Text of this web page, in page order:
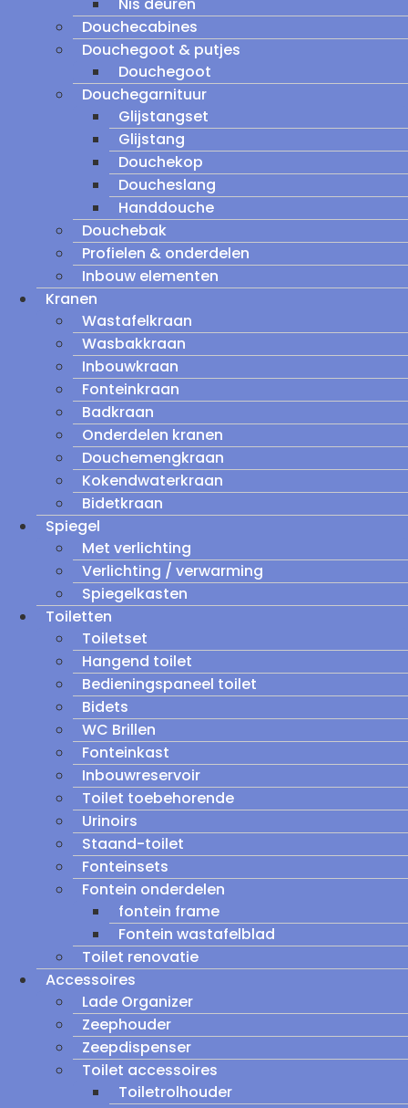
Douchecabines
Douchegoot & putjes
Douchegoot
Douchegarnituur
Glijstangset
Glijstang
Douchekop
Doucheslang
Handdouche
Douchebak
Profielen & onderdelen
Inbouw elementen
Kranen
Wastafelkraan
Wasbakkraan
Inbouwkraan
Fonteinkraan
Badkraan
Onderdelen kranen
Douchemengkraan
Kokendwaterkraan
Bidetkraan
Spiegel
Met verlichting
Verlichting / verwarming
Spiegelkasten
Toiletten
Toiletset
Hangend toilet
Bedieningspaneel toilet
Bidets
WC Brillen
Fonteinkast
Inbouwreservoir
Toilet toebehorende
Urinoirs
Staand-toilet
Fonteinsets
Fontein onderdelen
fontein frame
Fontein wastafelblad
Toilet renovatie
Accessoires
Lade Organizer
Zeephouder
Zeepdispenser
Toilet accessoires
Toiletrolhouder